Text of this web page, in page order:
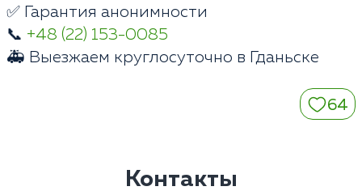
✅ Гарантия анонимности
📞 +48 (22) 153-0085
🚑 Выезжаем круглосуточно в Гданьске
64
Контакты